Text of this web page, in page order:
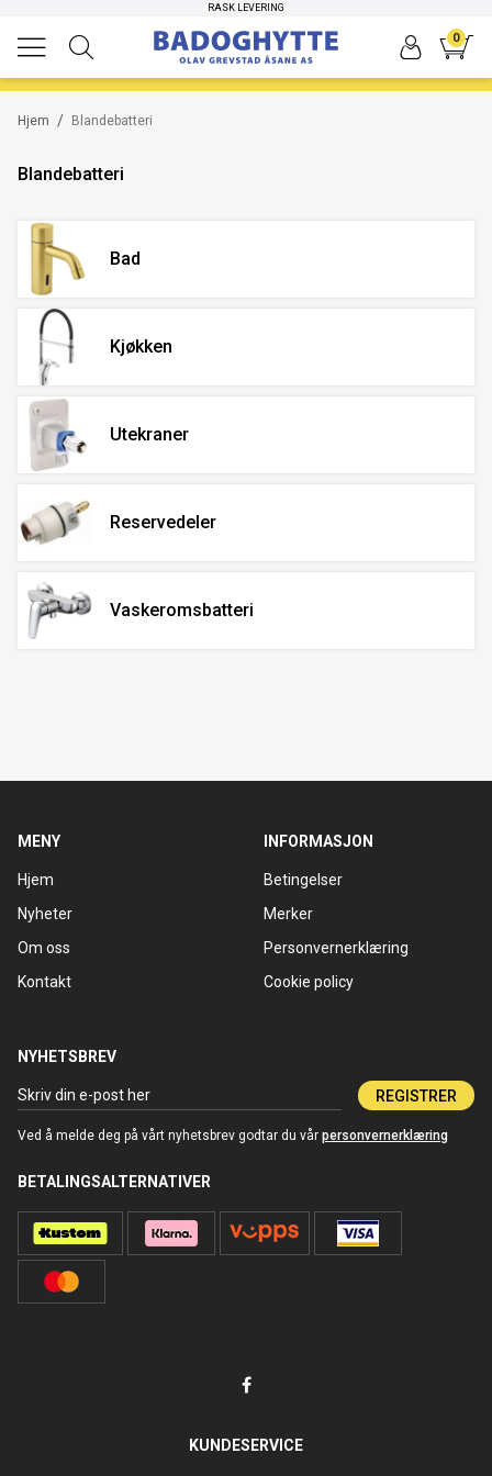
RASK LEVERING
HØYKVALITETS PRODUKTER
0
/
Hjem Blandebatteri
Blandebatteri
Bad
Kjøkken
Utekraner
Reservedeler
Vaskeromsbatteri
MENY
Hjem
Nyheter
Om oss
Kontakt
INFORMASJON
Betingelser
Merker
Personvernerklæring
Cookie policy
NYHETSBREV
REGISTRER
Ved å melde deg på vårt nyhetsbrev godtar du vår personvernerklæring
BETALINGSALTERNATIVER
KUNDESERVICE